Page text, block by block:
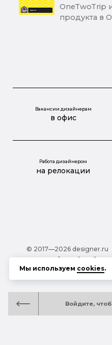
Войдите,
OneTwoTrip
продукта в
Вакансии дизайнерам
в офис
Работа дизайнером
на релокации
© 2017—2026 designer.ru
дизайнера?
О
Обработка
Полезная подсказка:
руководство для
Мы используем cookies.